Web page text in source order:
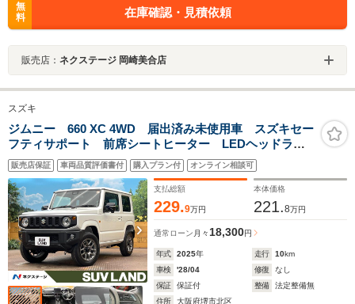
無
料
在庫確認・見積依頼
販売店： ネクステージ 岡崎美合店
スズキ
ジムニー 660 XC 4WD 届出済み未使用車 スズキセー
フティサポート 前席シートヒーター LEDヘッドライ
ト アイドリングストップ 横滑り防止装置 ダウンヒ
ルアシストコントロール スマートキー 純正16インチ
アルミホイール
販売店保証 車両品質評価書付 購入プラン付 オンライン相談可
支払総額
229.9万円
本体価格
221.8万円
通常ローン 月々18,300円
年式 2025年 走行 10km
車検
'28/04 修復
なし
保証
保証付 整備
法定整備無
住所
大阪府堺市北区